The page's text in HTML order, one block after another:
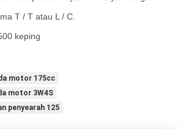
T / T atau L / C.
keping
motor 175cc
motor 3W4S
penyearah 125